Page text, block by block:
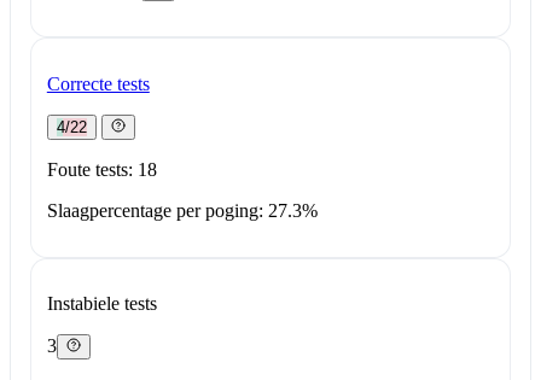
Correcte tests
4/22
Foute tests: 18
Slaagpercentage per poging: 27.3%
Instabiele tests
3